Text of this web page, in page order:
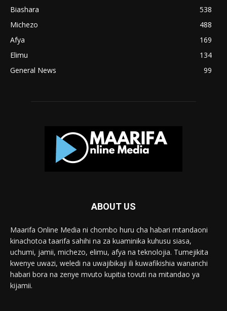
Biashara
538
Michezo
488
Afya
169
Elimu
134
General News
99
ABOUT US
Maarifa Online Media ni chombo huru cha habari mtandaoni
kinachotoa taarifa sahihi na za kuaminika kuhusu siasa,
uchumi, jamii, michezo, elimu, afya na teknolojia. Tumejikita
kwenye uwazi, weledi na uwajibikaji ili kuwafikishia wananchi
habari bora na zenye mvuto kupitia tovuti na mitandao ya
kijamii.